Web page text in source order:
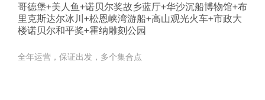
哥德堡+美人鱼+诺贝尔奖故乡蓝厅+华沙沉船博物馆+布
里克斯达尔冰川+松恩峡湾游船+高山观光火车+市政大
楼诺贝尔和平奖+霍纳雕刻公园
全年运营，保证出发，多个集合点